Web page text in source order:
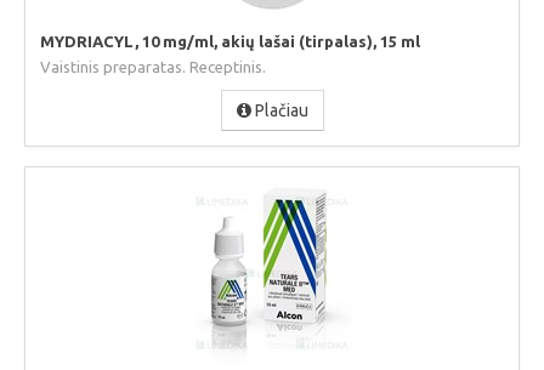
MYDRIACYL, 10 mg/ml, akių lašai (tirpalas), 15 ml
Vaistinis preparatas. Receptinis.
Plačiau